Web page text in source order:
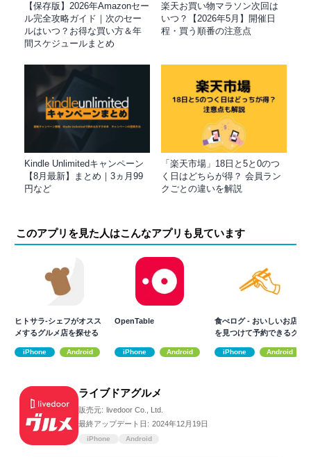
【保存版】2026年Amazonセー
ル完全攻略ガイド｜次のセー
ルはいつ？お得な買い方＆年
間スケジュールまとめ
楽天お買い物マラソン次回は
いつ？【2026年5月】開催日
程・買う順番の注意点
Kindle Unlimitedキャンペーン
【8月最新】まとめ｜3ヵ月99
円など
「楽天市場」18日と5と0のつ
く日はどちらが得？ 会員ラン
クごとの違いを解説
このアプリを見た人はこんなアプリも見ています
ヒトサラ-シェフがオスス
メするグルメ店を探せる
iPhone Android
OpenTable
iPhone Android
食べログ - おいしいお店
を見つけて予約できるグ
iPhone Android
ライブドアグルメ
販売元: livedoor Co., Ltd.
最終アップデート日: 2024年12月19日
iPhone Android